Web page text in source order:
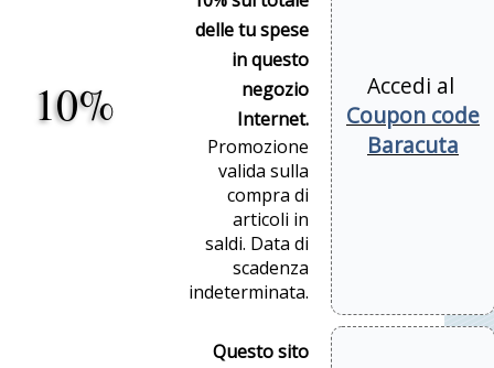
10%
delle tu spese
in questo
negozio
Internet.
Promozione
valida sulla
compra di
articoli in
saldi. Data di
scadenza
indeterminata.
Accedi al
Coupon code
Baracuta
Questo sito